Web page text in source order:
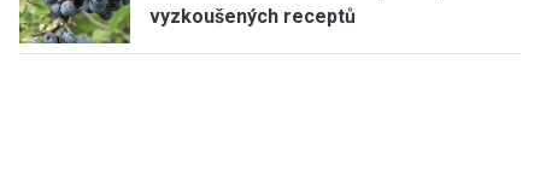
vyzkoušených receptů